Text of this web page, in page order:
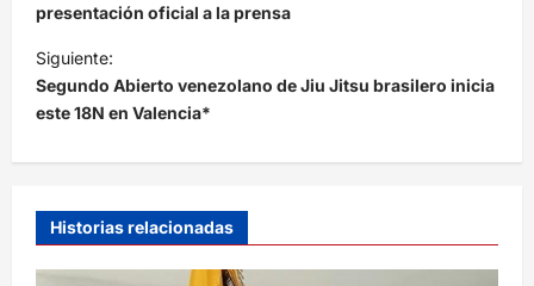
v
e
g
a
c
ó
n
presentación oficial a la prensa
Siguiente:
Segundo Abierto venezolano de Jiu Jitsu brasilero inicia
este 18N en Valencia*
Historias relacionadas